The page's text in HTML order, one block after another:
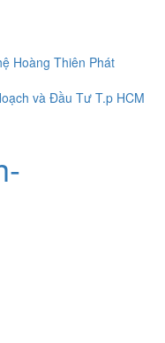
Hoàng Thiên Phát
và Đầu Tư T.p HCM